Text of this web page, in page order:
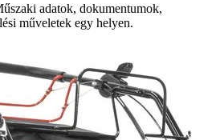
adatok, dokumentumok,
műveletek egy helyen.